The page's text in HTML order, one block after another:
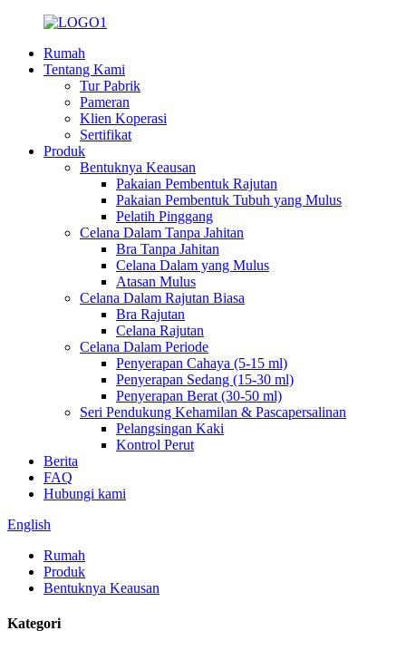
Rumah
Tentang Kami
Tur Pabrik
Pameran
Klien Koperasi
Sertifikat
Produk
Bentuknya Keausan
Pakaian Pembentuk Rajutan
Pakaian Pembentuk Tubuh yang Mulus
Pelatih Pinggang
Celana Dalam Tanpa Jahitan
Bra Tanpa Jahitan
Celana Dalam yang Mulus
Atasan Mulus
Celana Dalam Rajutan Biasa
Bra Rajutan
Celana Rajutan
Celana Dalam Periode
Penyerapan Cahaya (5-15 ml)
Penyerapan Sedang (15-30 ml)
Penyerapan Berat (30-50 ml)
Seri Pendukung Kehamilan & Pascapersalinan
Pelangsingan Kaki
Kontrol Perut
Berita
FAQ
Hubungi kami
English
Rumah
Produk
Bentuknya Keausan
Kategori